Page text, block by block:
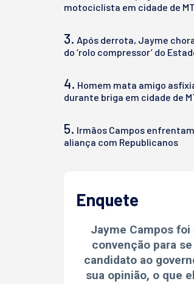
motociclista em cidade de MT
3. Após derrota, Jayme
do ‘rolo compressor’ do
4. Homem mata amigo
durante briga em cidade de
5. Irmãos Campos
aliança com Republicanos
Enquete
Jayme Campos foi
convenção para
candidato ao
sua opinião, o que